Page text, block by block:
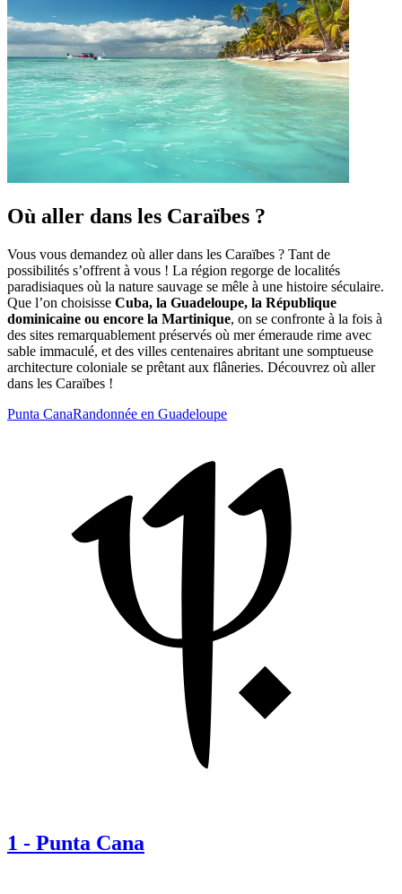
Où aller dans les Caraïbes ?
Vous vous demandez où aller dans les Caraïbes ? Tant de
possibilités s’offrent à vous ! La région regorge de localités
paradisiaques où la nature sauvage se mêle à une histoire séculaire.
Que l’on choisisse Cuba, la Guadeloupe, la République
dominicaine ou encore la Martinique, on se confronte à la fois à
des sites remarquablement préservés où mer émeraude rime avec
sable immaculé, et des villes centenaires abritant une somptueuse
architecture coloniale se prêtant aux flâneries. Découvrez où aller
dans les Caraïbes !
Punta CanaRandonnée en Guadeloupe
1 - Punta Cana